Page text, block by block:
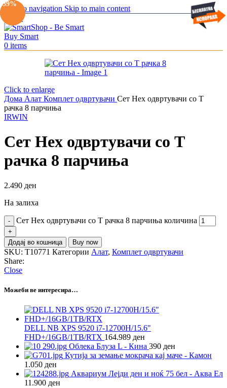
Skip to navigation Skip to main content
0 items
Click to enlarge
Дома Алат Комплет одвртувачи Сет Hex одвртувачи со Т
рачка 8 парчиња
IRWIN
Сет Hex одвртувачи со Т
рачка 8 парчиња
2.490 ден
На залиха
Сет Hex одвртувачи со Т рачка 8 парчиња количина
Додај во кошница Buy now
SKU: T10771 Категории Алат, Комплет одвртувачи
Share:
Close
Можеби ве интересира…
DELL NB XPS 9520 i7-12700H/15.6"
FHD+/16GB/1TB/RTX 164.989 ден
Облека Блуза L - Кина 390 ден
Кутија за земање мокрача кај маче - Камон
1.050 ден
Аквариум Лејди ден и ноќ 75 бел - Аква Ел
11.900 ден
-19%
-39%